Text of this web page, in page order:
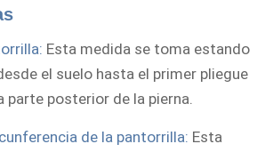
Esta medida se toma estando
el suelo hasta el primer pliegue
parte posterior de la pierna.
de la pantorrilla: Esta